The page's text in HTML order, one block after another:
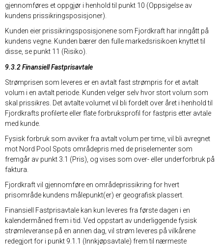
gjennomføres et oppgjør i henhold til punkt 10 (Oppsigelse av
kundens prissikringsposisjoner).
Kunden eier prissikringsposisjonene som Fjordkraft har inngått på
kundens vegne. Kunden bærer den fulle markedsrisikoen knyttet til
disse, se punkt 11 (Risiko).
9.3.2 Finansiell Fastprisavtale
Strømprisen som leveres er en avtalt fast strømpris for et avtalt
volum i en avtalt periode. Kunden velger selv hvor stort volum som
skal prissikres. Det avtalte volumet vil bli fordelt over året i henhold til
Fjordkrafts profilerte eller flate forbruksprofil for fastpris etter avtale
med kunde.
Fysisk forbruk som avviker fra avtalt volum per time, vil bli avregnet
mot Nord Pool Spots områdepris med de priselementer som
fremgår av punkt 3.1 (Pris), og vises som over- eller underforbruk på
faktura.
Fjordkraft vil gjennomføre en områdeprissikring for hvert
prisområde kundens målepunkt(er) er geografisk plassert.
Finansiell Fastprisavtale kan kun leveres fra første dagen i en
kalendermåned frem i tid. Ved oppstart av underliggende fysisk
strømleveranse på en annen dag, vil strøm leveres på vilkårene
redegjort for i punkt 9.1.1 (Innkjøpsavtale) frem til nærmeste